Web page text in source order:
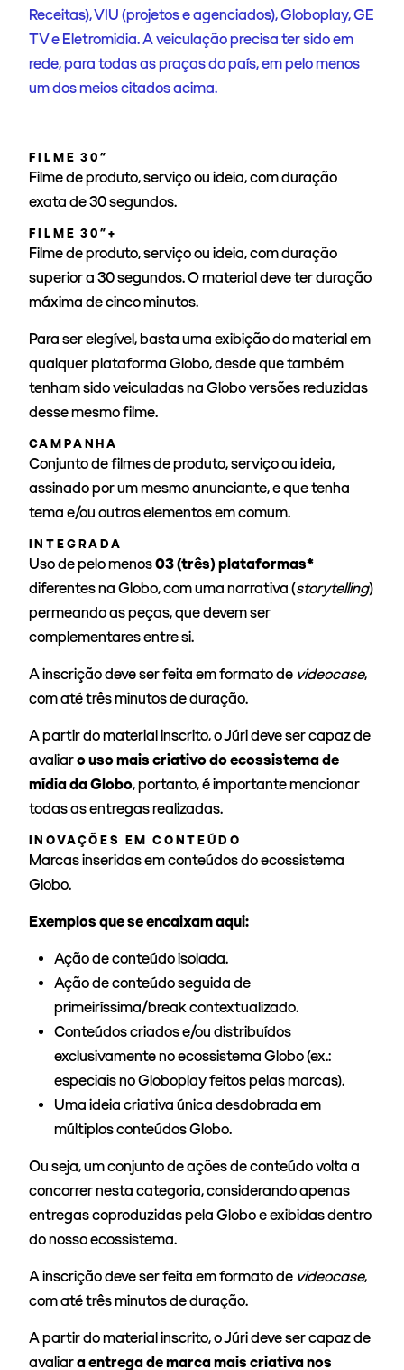
Receitas), VIU (projetos e agenciados), Globoplay, GE
TV e Eletromidia. A veiculação precisa ter sido em
rede, para todas as praças do país, em pelo menos
um dos meios citados acima.
FILME 30”
Filme de produto, serviço ou ideia, com duração
exata de 30 segundos.
FILME 30”+
Filme de produto, serviço ou ideia, com duração
superior a 30 segundos. O material deve ter duração
máxima de cinco minutos.
Para ser elegível, basta uma exibição do material em
qualquer plataforma Globo, desde que também
tenham sido veiculadas na Globo versões reduzidas
desse mesmo filme.
CAMPANHA
Conjunto de filmes de produto, serviço ou ideia,
assinado por um mesmo anunciante, e que tenha
tema e/ou outros elementos em comum.
INTEGRADA
Uso de pelo menos03 (três) plataformas*
diferentes na Globo, com uma narrativa (storytelling)
permeando as peças, que devem ser
complementares entre si.
A inscrição deve ser feita em formato de videocase,
com até três minutos de duração.
A partir do material inscrito, o Júri deve ser capaz de
avaliaro uso mais criativo do ecossistema de
mídia da Globo, portanto, é importante mencionar
todas as entregas realizadas.
INOVAÇÕES EM CONTEÚDO
Marcas inseridas em conteúdos do ecossistema
Globo.
Exemplos que se encaixam aqui:
Ação de conteúdo isolada.
Ação de conteúdo seguida de
primeiríssima/break contextualizado.
Conteúdos criados e/ou distribuídos
exclusivamente no ecossistema Globo (ex.:
especiais no Globoplay feitos pelas marcas).
Uma ideia criativa única desdobrada em
múltiplos conteúdos Globo.
Ou seja, um conjunto de ações de conteúdo volta a
concorrer nesta categoria, considerando apenas
entregas coproduzidas pela Globo e exibidas dentro
do nosso ecossistema.
A inscrição deve ser feita em formato de videocase,
com até três minutos de duração.
A partir do material inscrito, o Júri deve ser capaz de
avaliara entrega de marca mais criativa nos